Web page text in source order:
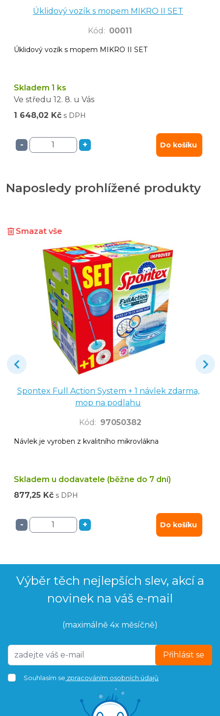
Úklidový vozík s mopem MIKRO II SET
Kód : 00011
Úklidový vozík s mopem MIKRO II SET
Skladem 1 ks
Ve středu 12. 8. u Vás
1 648,02 Kč s DPH
- + Do košíku
Naposledy prohlížené produkty
Smazat vše
Spontex Full Action System + 1 návlek zdarma,
mop na podlahu
Kód : 97050382
Návlek je vyroben z kvalitního mikrovlákna
Skladem u dodavatele (běžne do 7 dní)
877,25 Kč s DPH
- + Do košíku
Výběr těch nejlepších slev, akcí a
novinek na váš e-mail
(maximálně 4x měsíčně)
Přihlásit se
Souhlasím se zpracováním osobních údajů